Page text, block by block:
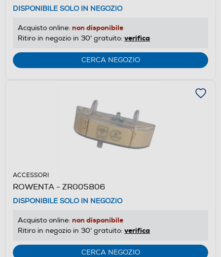
DISPONIBILE SOLO IN NEGOZIO
Acquisto online: non disponibile
Ritiro in negozio in 30' gratuito: verifica
CERCA NEGOZIO
ACCESSORI
ROWENTA - ZR005806
DISPONIBILE SOLO IN NEGOZIO
Acquisto online: non disponibile
Ritiro in negozio in 30' gratuito: verifica
CERCA NEGOZIO